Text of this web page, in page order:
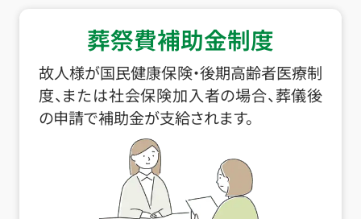
葬祭費補助金制度
故人様が国民健康保険・後期高齢者医療制
度、または社会保険加入者の場合、葬儀後
の申請で補助金が支給されます。